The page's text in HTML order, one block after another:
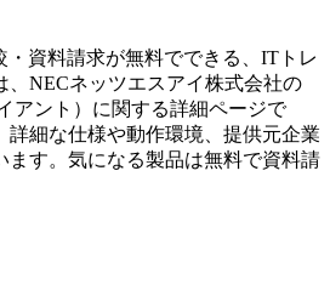
資料請求が無料でできる、ITトレ
NECネッツエスアイ株式会社の
アント ）に関する詳細ページで
詳細な仕様や動作環境、提供元企業
ます。気になる製品は無料で資料請